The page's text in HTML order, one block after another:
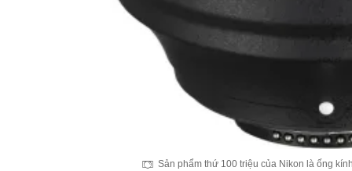
Sản phẩm thứ 100 triệu của Nikon là ống